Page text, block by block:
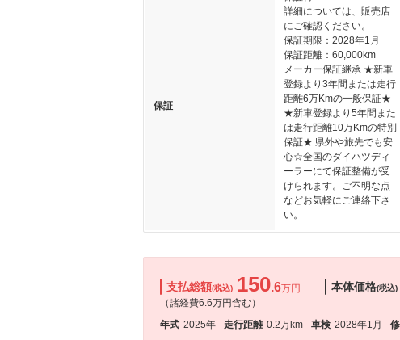
保証
詳細については、販売店
にご確認ください。
保証期限：2028年1月
保証距離：60,000km
メーカー保証継承 ★新車
登録より3年間または走行
距離6万Kmの一般保証★
★新車登録より5年間また
は走行距離10万Kmの特別
保証★ 県外や旅先でも安
心☆全国のダイハツディ
ーラーにて保証整備が受
けられます。ご不明な点
などお気軽にご連絡下さ
い。
支払総額(税込) 150.6万円
（諸経費6.6万円含む）
本体価格(税込)
年式 2025年 走行距離 0.2万km 車検 2028年1月